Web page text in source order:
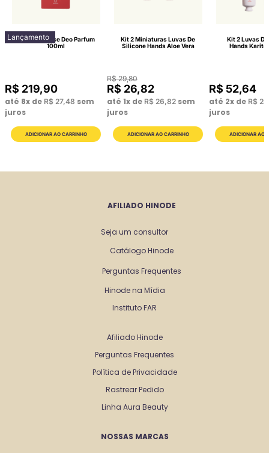
Lançamento
Lattitude Race Deo Parfum
100ml
R$ 219,90
até 8x de R$ 27,48 sem
juros
Kit 2 Miniaturas Luvas De
Silicone Hands Aloe Vera
R$ 29,80
R$ 26,82
até 1x de R$ 26,82 sem
juros
Kit 2 Luvas
Hands Karité
R$ 52,64
até 2x de R$ 26
juros
AFILIADO HINODE
Seja um consultor
Catálogo Hinode
Perguntas Frequentes
Hinode na Mídia
Instituto FAR
Afiliado Hinode
Perguntas Frequentes
Política de Privacidade
Rastrear Pedido
Linha Aura Beauty
NOSSAS MARCAS